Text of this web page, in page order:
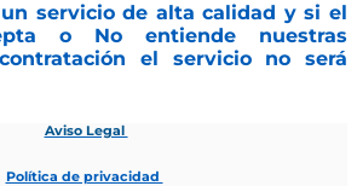
servicio de alta calidad y si el
o No entiende nuestras
el servicio no será
Aviso Legal
Política de privacidad